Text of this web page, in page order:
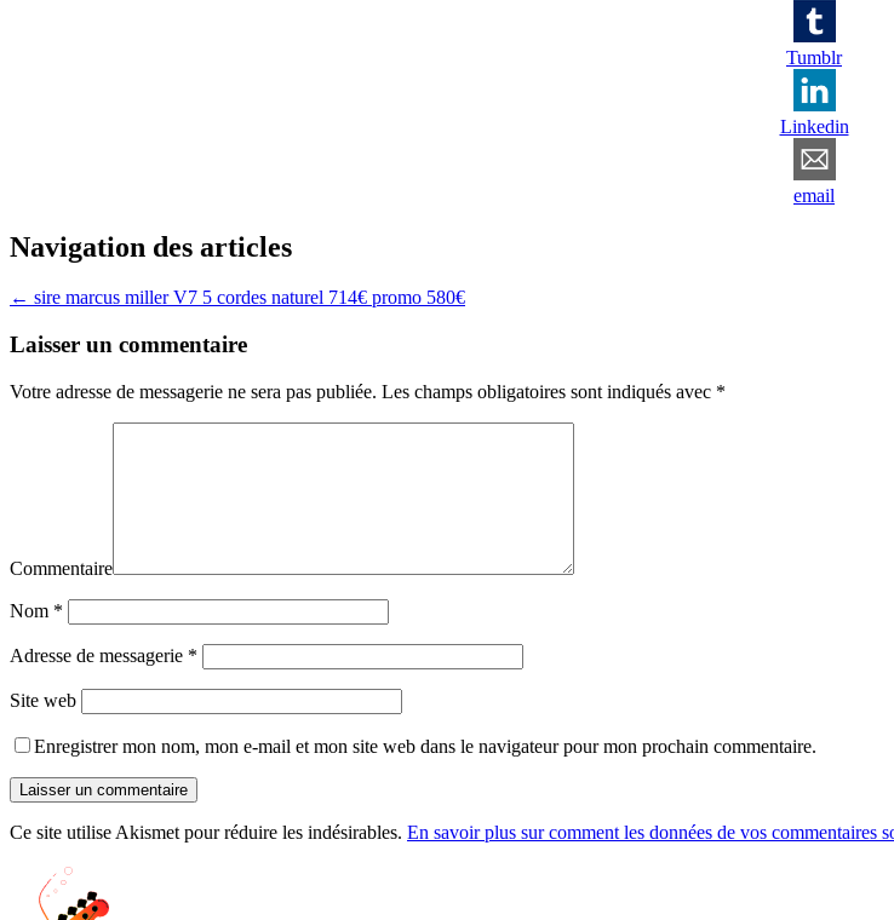
Tumblr
Linkedin
email
Navigation des articles
← sire marcus miller V7 5 cordes naturel 714€ promo 580€
Laisser un commentaire
Votre adresse de messagerie ne sera pas publiée. Les champs obligatoires sont indiqués avec *
Commentaire
Nom *
Adresse de messagerie *
Site web
Enregistrer mon nom, mon e-mail et mon site web dans le navigateur pour mon prochain commentaire.
Ce site utilise Akismet pour réduire les indésirables. En savoir plus sur comment les données de vos commentaires